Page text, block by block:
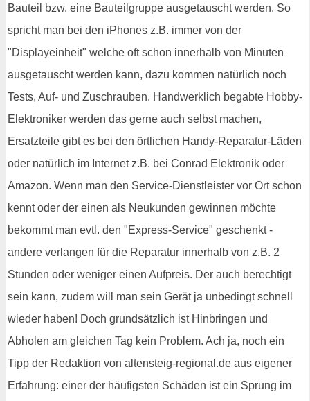
Bauteil bzw. eine Bauteilgruppe ausgetauscht werden. So
spricht man bei den iPhones z.B. immer von der
"Displayeinheit" welche oft schon innerhalb von Minuten
ausgetauscht werden kann, dazu kommen natürlich noch
Tests, Auf- und Zuschrauben. Handwerklich begabte Hobby-
Elektroniker werden das gerne auch selbst machen,
Ersatzteile gibt es bei den örtlichen Handy-Reparatur-Läden
oder natürlich im Internet z.B. bei Conrad Elektronik oder
Amazon. Wenn man den Service-Dienstleister vor Ort schon
kennt oder der einen als Neukunden gewinnen möchte
bekommt man evtl. den "Express-Service" geschenkt -
andere verlangen für die Reparatur innerhalb von z.B. 2
Stunden oder weniger einen Aufpreis. Der auch berechtigt
sein kann, zudem will man sein Gerät ja unbedingt schnell
wieder haben! Doch grundsätzlich ist Hinbringen und
Abholen am gleichen Tag kein Problem. Ach ja, noch ein
Tipp der Redaktion von altensteig-regional.de aus eigener
Erfahrung: einer der häufigsten Schäden ist ein Sprung im